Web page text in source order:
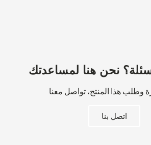
نحن هنا لمساعدتك
وطلب هذا المنتج، تواصل معنا
اتصل بنا